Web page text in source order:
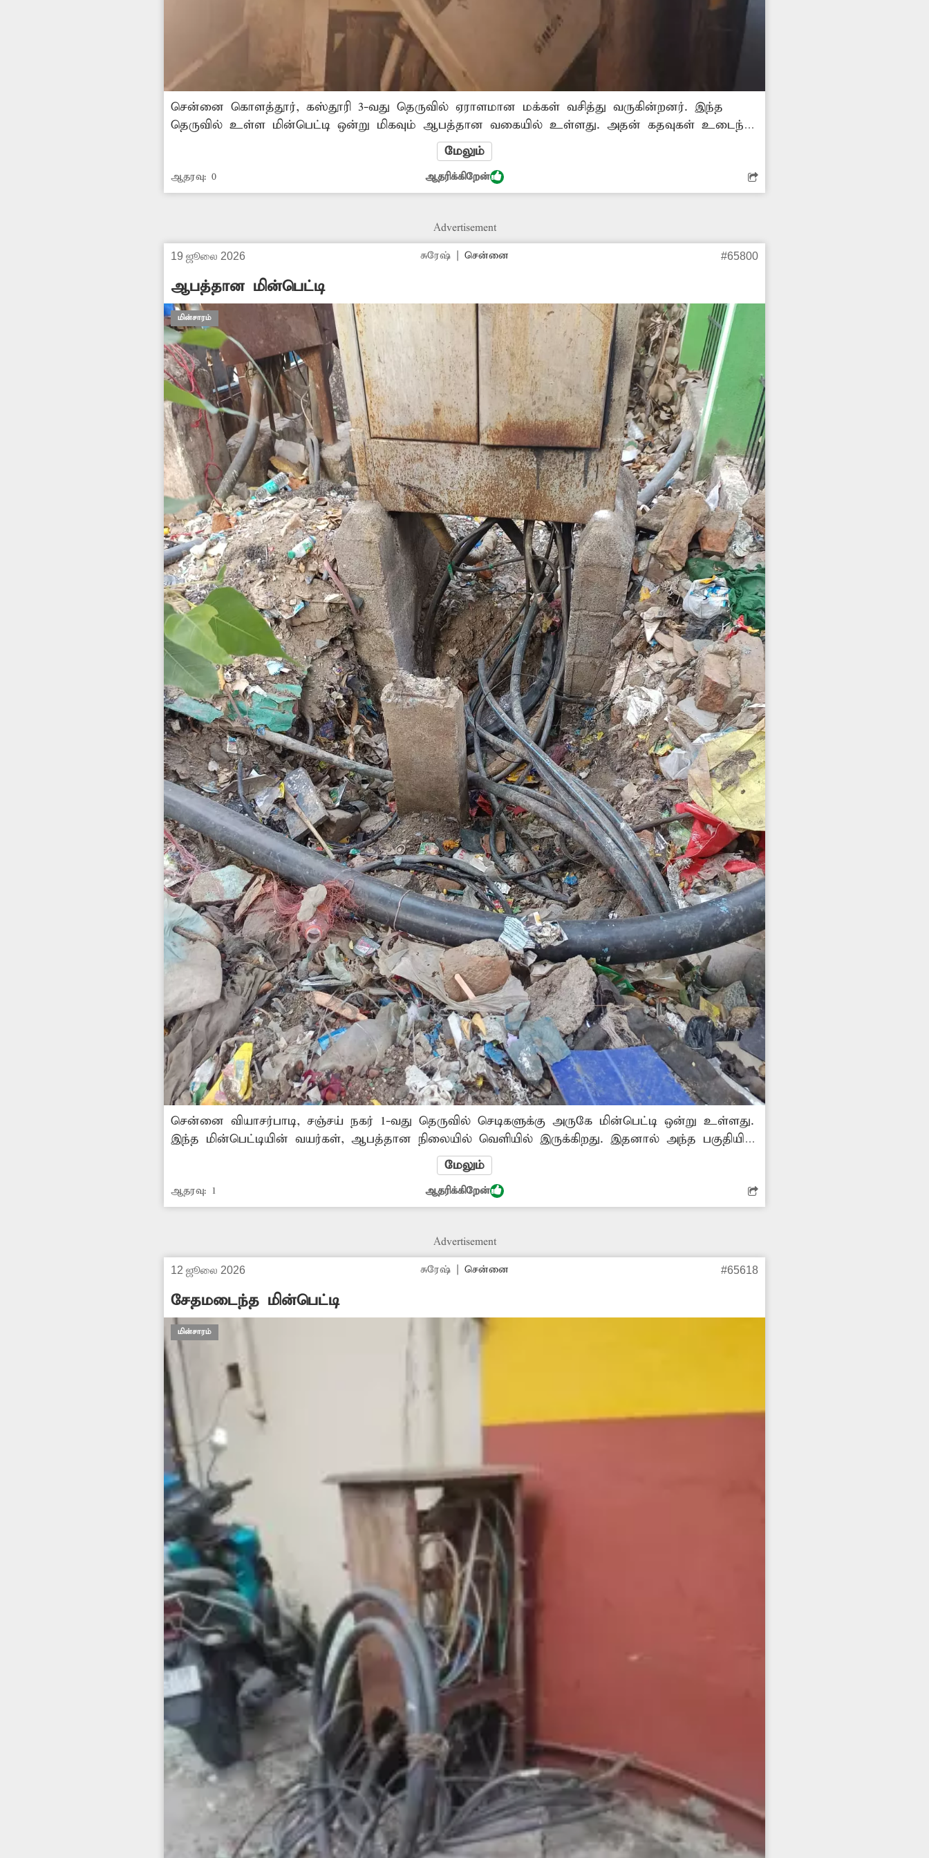
சென்னை கொளத்தூர், கஸ்தூரி 3-வது தெருவில் ஏராளமான மக்கள் வசித்து வருகின்றனர். இந்த
தெருவில் உள்ள மின்பெட்டி ஒன்று மிகவும் ஆபத்தான வகையில் உள்ளது. அதன் கதவுகள் உடைந்து
காணப்படுகிறது. இதனால் சாலையில் செல்லும் பொதுமக்கள் மிகுந்த அச்சத்துடனே கடந்து
செல்கின்றனர். சம்பந்தப்பட்ட மின்வாரிய அதிகாரிகள் விரைந்து நடவடிக்கை எடுக்கவேண்டும்.
மேலும்
ஆதரவு: 0 ஆதரிக்கிறேன்
Advertisement
19 ஜூலை 2026 சுரேஷ்| சென்னை #65800
ஆபத்தான மின்பெட்டி
மின்சாரம்
சென்னை வியாசர்பாடி, சஞ்சய் நகர் 1-வது தெருவில் செடிகளுக்கு அருகே மின்பெட்டி ஒன்று உள்ளது.
இந்த மின்பெட்டியின் வயர்கள், ஆபத்தான நிலையில் வெளியில் இருக்கிறது. இதனால் அந்த பகுதியில்
வசிக்கும் மக்களுக்கு, ஆபத்து ஏற்பட வாய்ப்பு உள்ளது. ஏதேனும் அசம்பாவிதம் ஏற்படுவதற்கு
முன்பாக, சம்பந்தப்பட்ட துறை அதிகாரிகள் நடவடிக்கை எடுக்கவேண்டும்.
மேலும்
ஆதரவு: 1 ஆதரிக்கிறேன்
Advertisement
12 ஜூலை 2026 சுரேஷ்| சென்னை #65618
சேதமடைந்த மின்பெட்டி
மின்சாரம்